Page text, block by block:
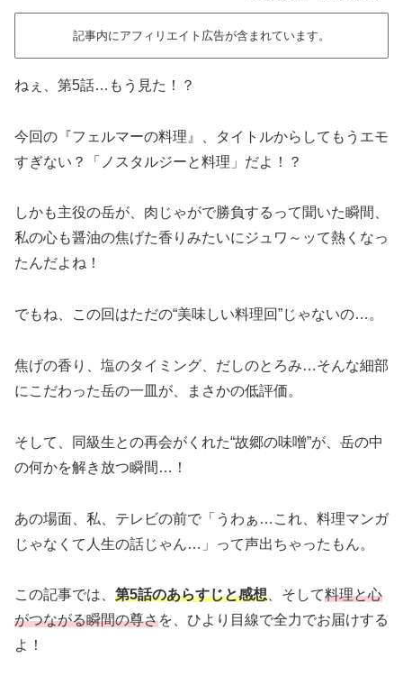
記事内にアフィリエイト広告が含まれています。
ねぇ、第5話…もう見た！？
今回の『フェルマーの料理』、タイトルからしてもうエモ
すぎない？「ノスタルジーと料理」だよ！？
しかも主役の岳が、肉じゃがで勝負するって聞いた瞬間、
私の心も醤油の焦げた香りみたいにジュワ～ッて熱くなっ
たんだよね！
でもね、この回はただの“美味しい料理回”じゃないの…。
焦げの香り、塩のタイミング、だしのとろみ…そんな細部
にこだわった岳の一皿が、まさかの低評価。
そして、同級生との再会がくれた“故郷の味噌”が、岳の中
の何かを解き放つ瞬間…！
あの場面、私、テレビの前で「うわぁ…これ、料理マンガ
じゃなくて人生の話じゃん…」って声出ちゃったもん。
この記事では、 第5話のあらすじと感想 、そして料理と心
がつながる瞬間の尊さを、ひより目線で全力でお届けする
よ！